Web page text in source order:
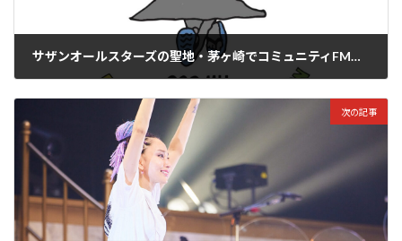
サザンオールスターズの聖地・茅ヶ崎でコミュニティFM局『茅ヶ崎FM』が10/1(日)に開局!!
次の記事